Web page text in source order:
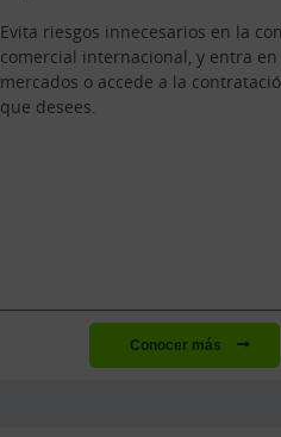
Evita riesgos innecesarios en la
comercial internacional, y entra en
mercados o accede a la
que desees.
Conocer más